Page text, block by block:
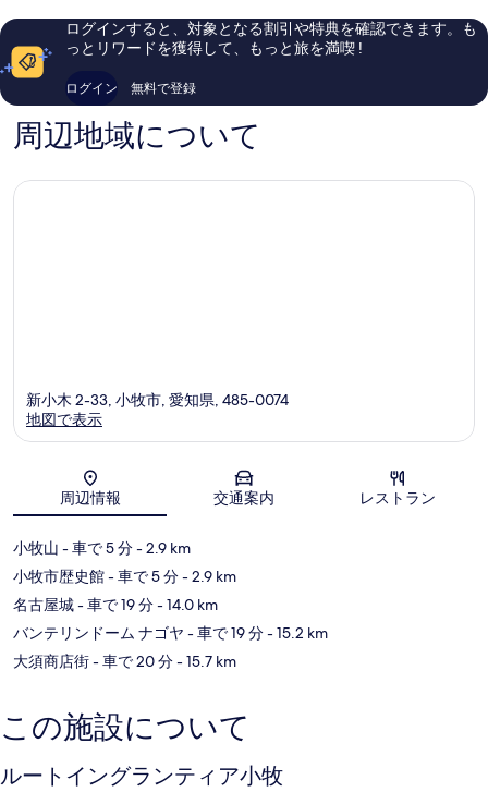
コ
98
件
の
口
ミ
岩
倉
200
件
ログインすると、対象となる割引や特典を確認できます。も
っとリワードを獲得して、もっと旅を満喫 !
ログイン 無料で登録
周辺地域について
地図
新小木 2-33, 小牧市, 愛知県, 485-0074
地図で表示
周辺情報 交通案内 レストラン
小牧山 - 車で 5 分- 2.9 km
小牧市歴史館- 車で 5 分- 2.9 km
名古屋城- 車で 19 分- 14.0 km
バンテリンドーム ナゴヤ - 車で 19 分- 15.2 km
大須商店街- 車で 20 分- 15.7 km
この施設について
ルートイングランティア小牧